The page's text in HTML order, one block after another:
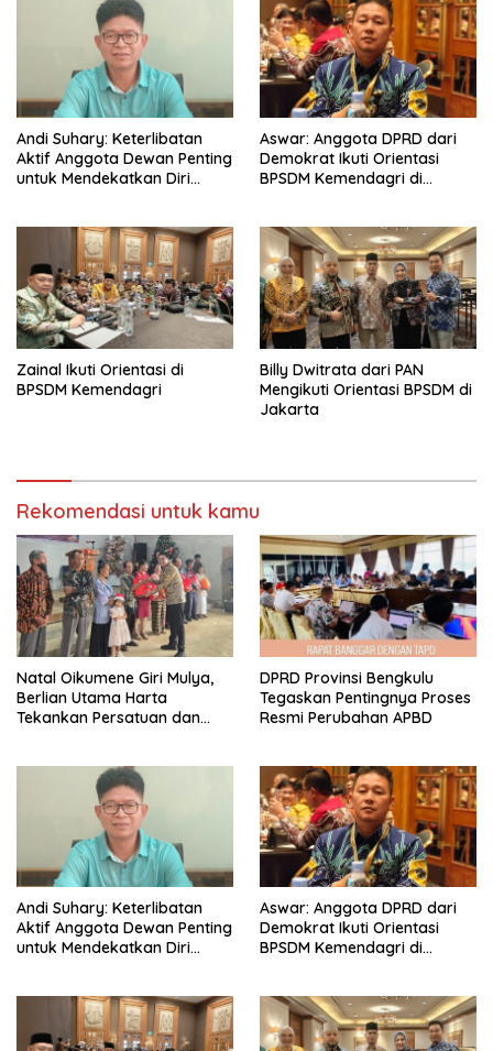
Andi Suhary: Keterlibatan
Aktif Anggota Dewan Penting
untuk Mendekatkan Diri
Aswar: Anggota DPRD dari
Demokrat Ikuti Orientasi
BPSDM Kemendagri di
Zainal Ikuti Orientasi di
BPSDM Kemendagri
Billy Dwitrata dari PAN
Mengikuti Orientasi BPSDM di
Jakarta
Rekomendasi untuk kamu
‎Natal Oikumene Giri Mulya,
Berlian Utama Harta
Tekankan Persatuan dan
DPRD Provinsi Bengkulu
Tegaskan Pentingnya Proses
Resmi Perubahan APBD
Andi Suhary: Keterlibatan
Aktif Anggota Dewan Penting
untuk Mendekatkan Diri
Aswar: Anggota DPRD dari
Demokrat Ikuti Orientasi
BPSDM Kemendagri di